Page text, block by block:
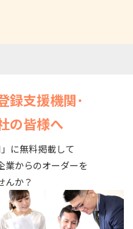
録支援機関･
の皆様へ
」に無料掲載して
業からのオーダーを
んか？